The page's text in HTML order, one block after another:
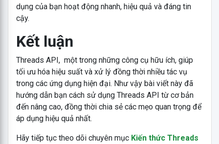
dụng của bạn hoạt động nhanh, hiệu quả và đáng tin
cậy.
Kết luận
Threads API, một trong những công cụ hữu ích, giúp
tối ưu hóa hiệu suất và xử lý đồng thời nhiều tác vụ
trong các ứng dụng hiện đại. Như vậy bài viết này đã
hướng dẫn bạn cách sử dụng Threads API từ cơ bản
đến nâng cao, đồng thời chia sẻ các mẹo quan trọng để
áp dụng hiệu quả nhất.
Hãy tiếp tục theo dõi chuyên mục Kiến thức Threads